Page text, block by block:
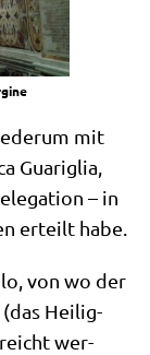
mit
Gua­ri­glia,
– in
erteilt habe.
von wo der
(das Hei­lig­
wer­